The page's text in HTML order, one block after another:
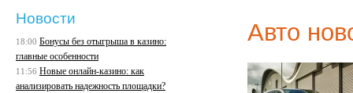
Авто
Новости
18:00 Бонусы без отыгрыша в казино:
главные особенности
11:56 Новые онлайн-казино: как
анализировать надежность площадки?